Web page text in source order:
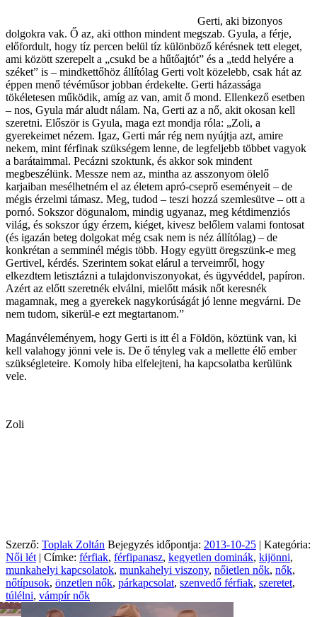
Gerti, aki bizonyos
dolgokra vak. Ő az, aki otthon mindent megszab. Gyula, a férje,
előfordult, hogy tíz percen belül tíz különböző kérésnek tett eleget,
ami között szerepelt a „csukd be a hűtőajtót” és a „tedd helyére a
széket” is – mindkettőhöz állítólag Gerti volt közelebb, csak hát az
éppen menő tévéműsor jobban érdekelte. Gerti házassága
tökéletesen működik, amíg az van, amit ő mond. Ellenkező esetben
– nos, Gyula már aludt nálam. Na, Gerti az a nő, akit okosan kell
szeretni. Először is Gyula, maga ezt mondja róla: „Zoli, a
gyerekeimet nézem. Igaz, Gerti már rég nem nyújtja azt, amire
nekem, mint férfinak szükségem lenne, de legfeljebb többet vagyok
a barátaimmal. Pecázni szoktunk, és akkor sok mindent
megbeszélünk. Messze nem az, mintha az asszonyom ölelő
karjaiban mesélhetném el az életem apró-cseprő eseményeit – de
mégis érzelmi támasz. Meg, tudod – teszi hozzá szemlesütve – ott a
pornó. Sokszor dögunalom, mindig ugyanaz, meg kétdimenziós
világ, és sokszor úgy érzem, kiéget, kivesz belőlem valami fontosat
(és igazán beteg dolgokat még csak nem is néz állítólag) – de
konkrétan a semminél mégis több. Hogy együtt öregszünk-e meg
Gertivel, kérdés. Szerintem sokat elárul a terveimről, hogy
elkezdtem letisztázni a tulajdonviszonyokat, és ügyvéddel, papíron.
Azért az előtt szeretnék elválni, mielőtt másik nőt keresnék
magamnak, meg a gyerekek nagykorúságát jó lenne megvárni. De
nem tudom, sikerül-e ezt megtartanom.”
Magánvéleményem, hogy Gerti is itt él a Földön, köztünk van, ki
kell valahogy jönni vele is. De ő tényleg vak a mellette élő ember
szükségleteire. Komoly hiba elfelejteni, ha kapcsolatba kerülünk
vele.
Zoli
Szerző: Toplak Zoltán Bejegyzés időpontja: 2013-10-25 | Kategória:
Női lét | Címke: férfiak, férfipanasz, kegyetlen dominák, kijönni,
munkahelyi kapcsolatok, munkahelyi viszony, nőietlen nők, nők,
nőtípusok, önzetlen nők, párkapcsolat, szenvedő férfiak, szeretet,
túlélni, vámpír nők
Férfiszellem
Mai
család